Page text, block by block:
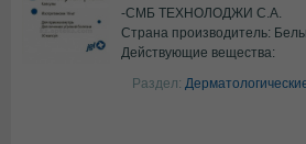
-СМБ ТЕХНОЛОДЖИ С.А.
Страна производитель:
Действующие вещества:
Изотретиноин
Раздел: